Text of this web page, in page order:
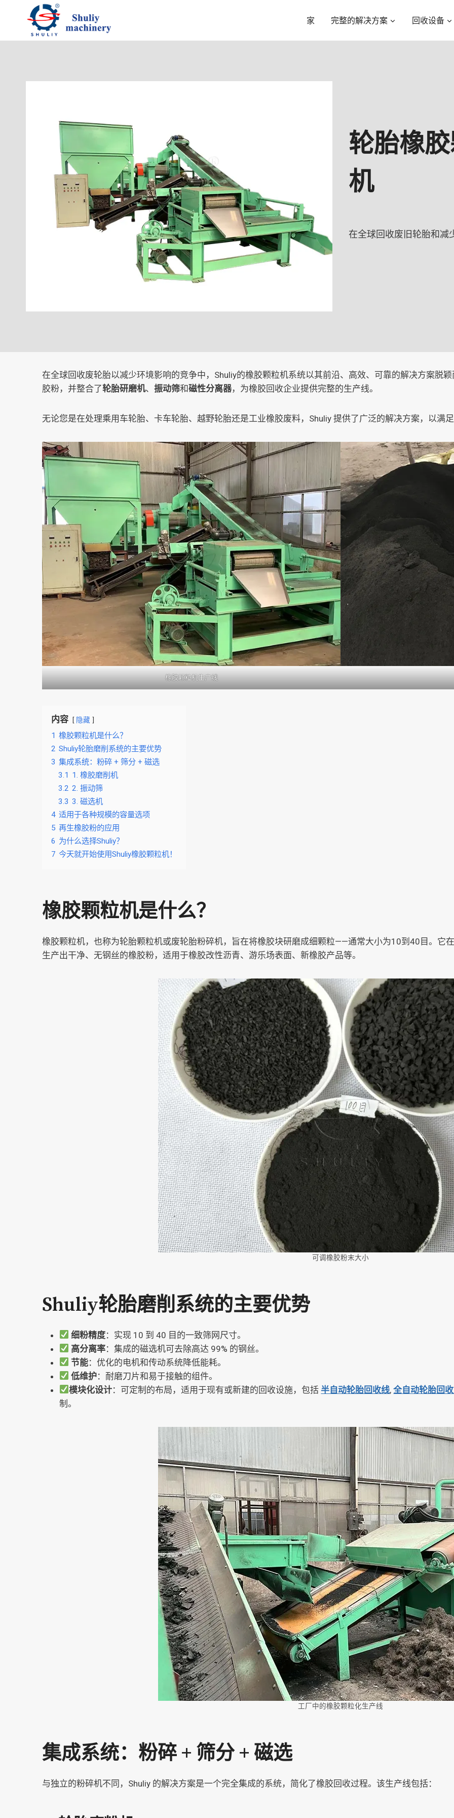
家 完整的解决方案 回收设备
轮胎橡
机
在全球回收废旧轮胎和减
在全球回收废轮胎以减少环境影响的竞争中，Shuliy的橡胶颗粒机系统以其前沿、高效、可靠的解决方案脱
胶粉，并整合了轮胎研磨机、 振动筛和磁性分离器，为橡胶回收企业提供完整的生产线。
无论您是在处理乘用车轮胎、卡车轮胎、越野轮胎还是工业橡胶废料，Shuliy 提供了广泛的解决方案，以满
橡胶颗粒机生产线
内容 隐藏
1 橡胶颗粒机是什么？
2 Shuliy轮胎磨削系统的主要优势
3 集成系统：粉碎 + 筛分 + 磁选
3.1 1. 橡胶磨削机
3.2 2. 振动筛
3.3 3. 磁选机
4 适用于各种规模的容量选项
5 再生橡胶粉的应用
6 为什么选择Shuliy？
7 今天就开始使用Shuliy橡胶颗粒机！
橡胶颗粒机是什么？
橡胶颗粒机，也称为轮胎颗粒机或废轮胎粉碎机，旨在将橡胶块研磨成细颗粒——通常大小为10到40目。它
生产出干净、无钢丝的橡胶粉，适用于橡胶改性沥青、游乐场表面、新橡胶产品等。
可调橡胶粉末大小
Shuliy轮胎磨削系统的主要优势
细粉精度：实现 10 到 40 目的一致筛网尺寸。
高分离率：集成的磁选机可去除高达 99% 的钢丝。
节能：优化的电机和传动系统降低能耗。
低维护：耐磨刀片和易于接触的组件。
模块化设计：可定制的布局，适用于现有或新建的回收设施，包括 半自动轮胎回收线,全自动轮胎回
制。
工厂中的橡胶颗粒化生产线
集成系统：粉碎 + 筛分 + 磁选
与独立的粉碎机不同，Shuliy 的解决方案是一个完全集成的系统，简化了橡胶回收过程。该生产线包括：